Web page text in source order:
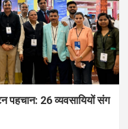
पहचान: 26 व्यवसायियों संग